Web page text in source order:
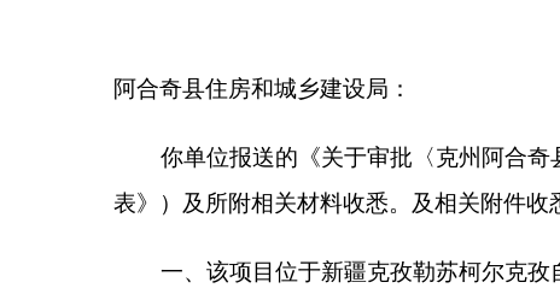
2014年，建有一座装机总容量为2×29MW的热源站、
站，其中一座位于新建锅炉房内；建设一级供热管网
渣棚一座。原有2×25MW固体蓄热电锅炉保留作为备
本项目总投资4612.6万元，其中环保投资为